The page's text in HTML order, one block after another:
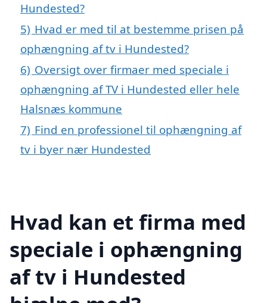
Hundested?
5) Hvad er med til at bestemme prisen på
ophængning af tv i Hundested?
6) Oversigt over firmaer med speciale i
ophængning af TV i Hundested eller hele
Halsnæs kommune
7) Find en professionel til ophængning af
tv i byer nær Hundested
Hvad kan et firma med
speciale i ophængning
af tv i Hundested